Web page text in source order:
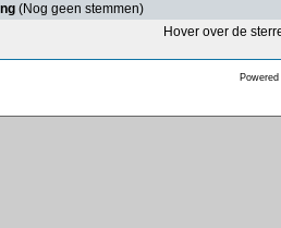
(Nog geen stemmen)
Hover over de